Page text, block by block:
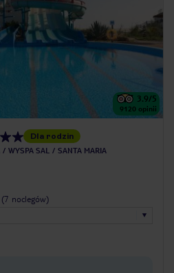
3.9/5
9120 opinii
Dla rodzin
WYSPA SAL SANTA MARIA
(7 noclegów)